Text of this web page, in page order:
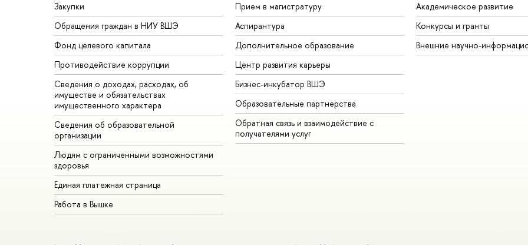
Закупки
Обращения граждан в НИУ ВШЭ
Фонд целевого капитала
Противодействие коррупции
Сведения о доходах, расходах, об
имуществе и обязательствах
имущественного характера
Сведения об образовательной
организации
Людям с ограниченными возможностями
здоровья
Единая платежная страница
Работа в Вышке
Прием в магистратуру
Аспирантура
Дополнительное образование
Центр развития карьеры
Бизнес-инкубатор ВШЭ
Образовательные партнерства
Обратная связь и взаимодействие с
получателями услуг
Академическое развитие
Конкурсы и гранты
Внешние научно-